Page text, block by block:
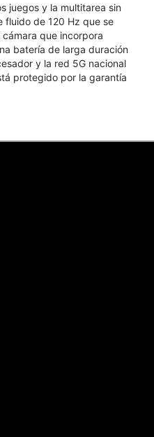
juegos y la multitarea sin
fluido de 120 Hz que se
que incorpora
batería de larga duración
y la red 5G nacional
protegido por la garantía